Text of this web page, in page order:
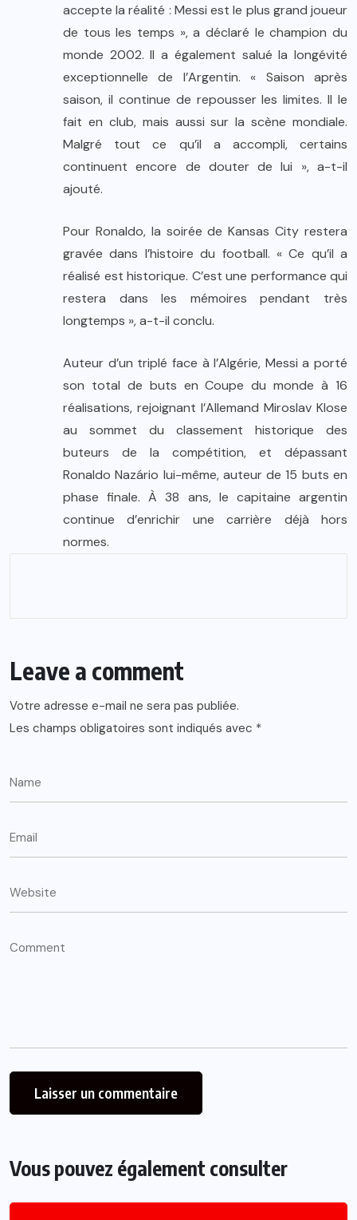
accepte la réalité : Messi est le plus grand joueur
de tous les temps », a déclaré le champion du
monde 2002. Il a également salué la longévité
exceptionnelle de l’Argentin. « Saison après
saison, il continue de repousser les limites. Il le
fait en club, mais aussi sur la scène mondiale.
Malgré tout ce qu’il a accompli, certains
continuent encore de douter de lui », a-t-il
ajouté.
Pour Ronaldo, la soirée de Kansas City restera
gravée dans l’histoire du football. « Ce qu’il a
réalisé est historique. C’est une performance qui
restera dans les mémoires pendant très
longtemps », a-t-il conclu.
Auteur d’un triplé face à l’Algérie, Messi a porté
son total de buts en Coupe du monde à 16
réalisations, rejoignant l’Allemand Miroslav Klose
au sommet du classement historique des
buteurs de la compétition, et dépassant
Ronaldo Nazário lui-même, auteur de 15 buts en
phase finale. À 38 ans, le capitaine argentin
continue d’enrichir une carrière déjà hors
normes.
Leave a comment
Votre adresse e-mail ne sera pas publiée.
Les champs obligatoires sont indiqués avec *
Vous pouvez également consulter